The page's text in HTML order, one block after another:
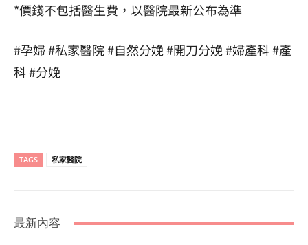
*價錢不包括醫生費，以醫院最新公布為準
#孕婦 #私家醫院 #自然分娩 #開刀分娩 #婦產科 #產
科 #分娩
TAGS 私家醫院
最新內容